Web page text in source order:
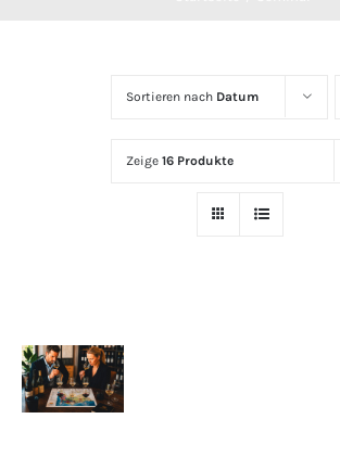
Sortieren nach Datum
Zeige 16 Produkte